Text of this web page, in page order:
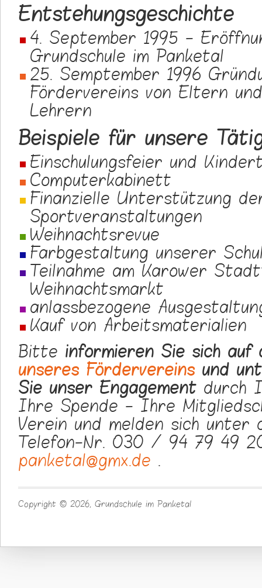
Entstehungsgeschichte
4. September 1995 -
Grundschule im Panketal
25. Semptember 1996
Fördervereins von Eltern
Lehrern
Beispiele für unsere
Einschulungsfeier und
Computerkabinett
Finanzielle Unterstützung
Sportveranstaltungen
Weihnachtsrevue
Farbgestaltung unserer
Teilnahme am Karower
Weihnachtsmarkt
anlassbezogene
Kauf von Arbeitsmaterialien
Bitte informieren Sie sich
unseres Fördervereins und
Sie unser Engagement durch
Ihre Spende - Ihre
Verein und melden sich unter
Telefon-Nr. 030 / 94 79 49
panketal@gmx.de .
Copyright © 2026, Grundschule im Panketal